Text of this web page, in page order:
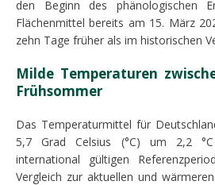
den Beginn des phänologischen
Flächenmittel bereits am 15. März
zehn Tage früher als im historischen
Milde Temperaturen
Frühsommer
Das Temperaturmittel für
5,7 Grad Celsius (°C) um 2,2
international gültigen
Vergleich zur aktuellen und